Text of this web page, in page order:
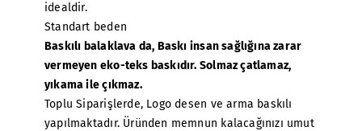
idealdir.
Standart beden
Baskılı balaklava da, Baskı insan sağlığına zarar
vermeyen eko-teks baskıdır. Solmaz çatlamaz,
yıkama ile çıkmaz.
Toplu Siparişlerde, Logo desen ve arma baskılı
yapılmaktadır. Üründen memnun kalacağınızı umut